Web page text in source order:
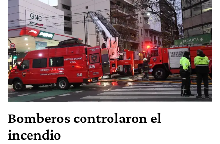
Bomberos controlaron el
incendio